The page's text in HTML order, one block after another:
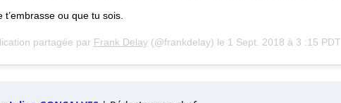
t’embrasse ou que tu sois.
partagée par Frank Delay(@frankdelay) le 1 Sept. 2018 à 3 :15 PDT